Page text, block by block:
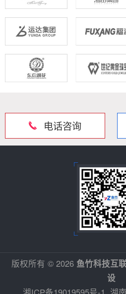
电话咨询
版权所有 © 2026 鱼竹科技互
设